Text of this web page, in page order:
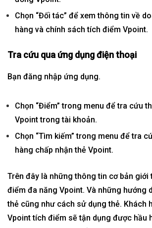
Chọn “Đối tác” để xem thông tin về
hàng và chính sách tích điểm Vpoint.
Tra cứu qua ứng dụng điện thoại
Bạn đăng nhập ứng dụng.
Chọn “Điểm” trong menu để tra cứu
Vpoint trong tài khoản.
Chọn “Tìm kiếm” trong menu để tra
hàng chấp nhận thẻ Vpoint.
Trên đây là những thông tin cơ bản giới
điểm đa năng Vpoint. Và những hướng
thẻ cũng như cách sử dụng thẻ. Khách
Vpoint tích điểm sẽ tận dụng được hầu